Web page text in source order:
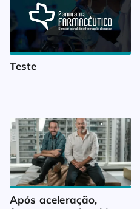
Teste
Após aceleração,